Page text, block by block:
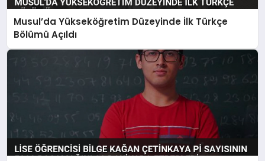
Musul’da Yükseköğretim Düzeyinde İlk Türkçe
Bölümü Açıldı